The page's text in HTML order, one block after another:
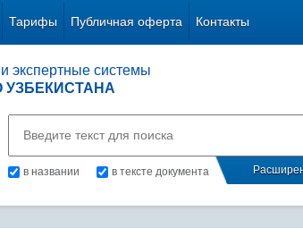
Тарифы Публичная оферта Контакты
экспертные системы
УЗБЕКИСТАНА
в названии в тексте документа